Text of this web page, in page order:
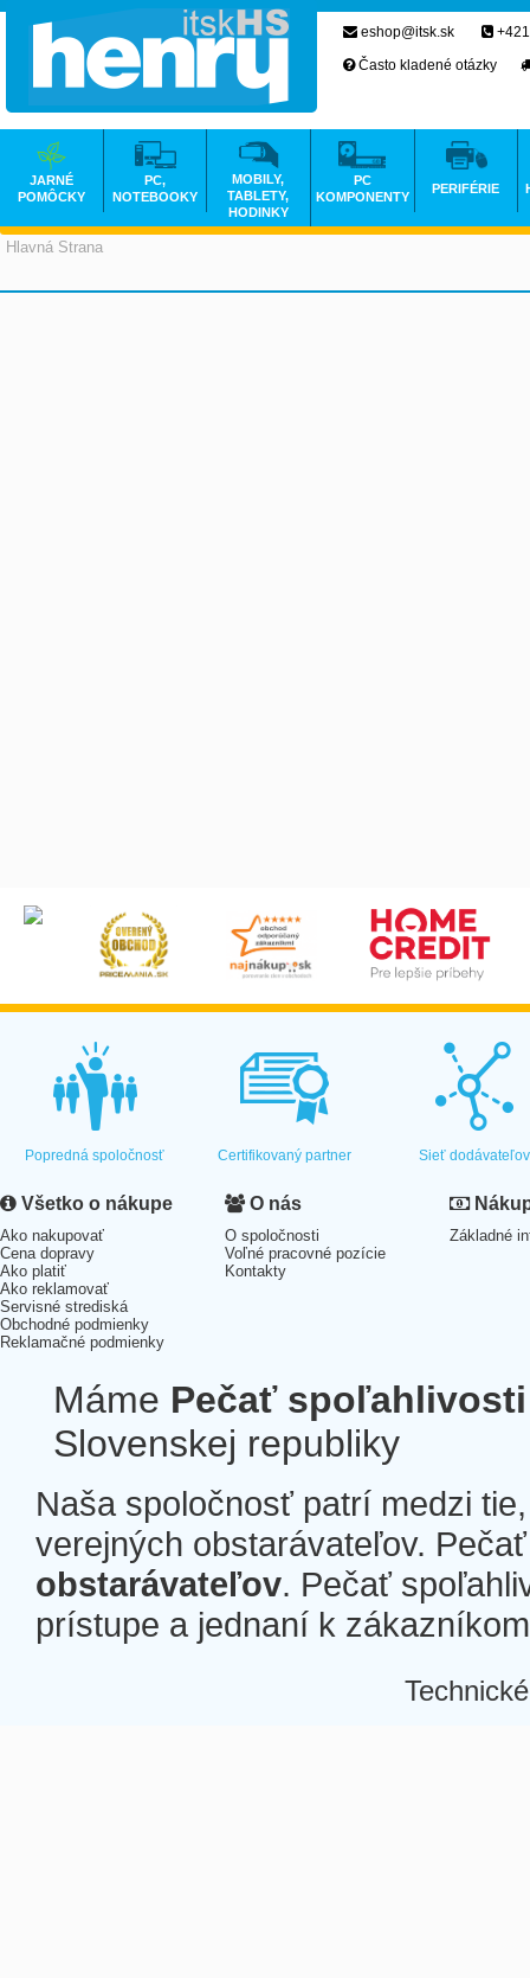
Hlavná Strana
eshop@itsk.sk
Často kladené otázky
JARNÉ
POMÔCKY
PC,
NOTEBOOKY
MOBILY,
TABLETY,
HODINKY
PC
KOMPONENTY
PERIFÉRIE
Popredná spoločnosť Certifikovaný partner Sieť dodávateľov
Všetko o nákupe
Ako nakupovať
Cena dopravy
Ako platiť
Ako reklamovať
Servisné strediská
Obchodné podmienky
Reklamačné podmienky
O nás
O spoločnosti
Voľné pracovné pozície
Kontakty
Základné
Máme Pečať spoľahlivosti
Slovenskej republiky
Naša spoločnosť patrí medzi
verejných obstarávateľov.
obstarávateľov. Pečať
prístupe a jednaní k